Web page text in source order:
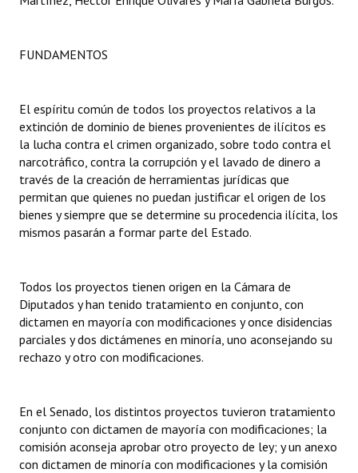
Antiguos Pobladores
Noticias Destacadas
Registros y Distinciones
Datos Históricos
Premio al Mérito - Registro
Mujeres que Dejaron Huellas - Registro
Periodistas Decanos - Registro
Ciudadano Ilustre - Registro
Huéspedes de Honor - Registro
Antiguos Pobladores - Registro
FUNDAMENTOS
El espíritu común de todos los proyectos relativos a la
extinción de dominio de bienes provenientes de ilícitos es
la lucha contra el crimen organizado, sobre todo contra el
narcotráfico, contra la corrupción y el lavado de dinero a
través de la creación de herramientas jurídicas que
permitan que quienes no puedan justificar el origen de los
bienes y siempre que se determine su procedencia ilícita, los
mismos pasarán a formar parte del Estado.
Todos los proyectos tienen origen en la Cámara de
Diputados y han tenido tratamiento en conjunto, con
dictamen en mayoría con modificaciones y once disidencias
parciales y dos dictámenes en minoría, uno aconsejando su
rechazo y otro con modificaciones.
En el Senado, los distintos proyectos tuvieron tratamiento
conjunto con dictamen de mayoría con modificaciones; la
comisión aconseja aprobar otro proyecto de ley; y un anexo
con dictamen de minoría con modificaciones y la comisión